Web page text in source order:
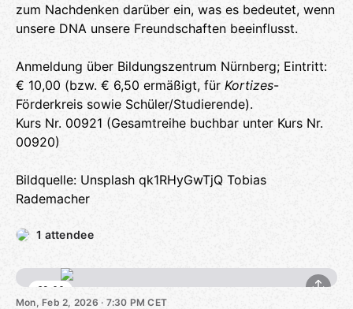
zum Nachdenken darüber ein, was es bedeutet, wenn
unsere DNA unsere Freundschaften beeinflusst.
Anmeldung über Bildungszentrum Nürnberg; Eintritt:
€ 10,00 (bzw. € 6,50 ermäßigt, für Kortizes-
Förderkreis sowie Schüler/Studierende).
Kurs Nr. 00921 (Gesamtreihe buchbar unter Kurs Nr.
00920)
Bildquelle: Unsplash qk1RHyGwTjQ Tobias
Rademacher
1 attendee
€9.00
Mon, Feb 2, 2026 · 7:30 PM CET